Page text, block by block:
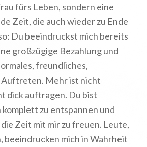
fürs Leben, sondern eine
Zeit, die auch wieder zu Ende
Du beeindruckst mich bereits
großzügige Bezahlung und
freundliches,
Mehr ist nicht
dick auftragen. Du bist
komplett zu entspannen und
Zeit mit mir zu freuen. Leute,
beeindrucken mich in Wahrheit